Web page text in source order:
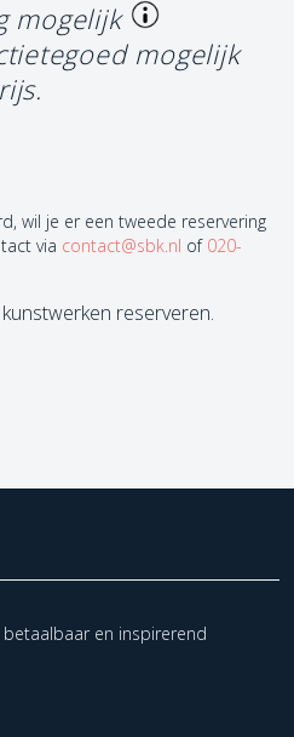
mogelijk
mogelijk
wil je er een tweede reservering
via contact@sbk.nl of 020-
kunstwerken reserveren.
betaalbaar en inspirerend